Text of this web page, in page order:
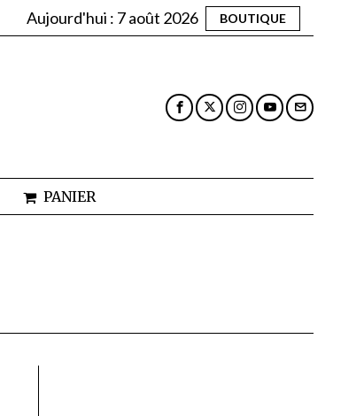
Aujourd'hui : 7 août 2026 BOUTIQUE
PANIER